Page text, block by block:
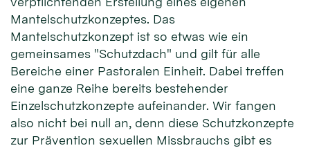
Mantelschutzkonzeptes. Das
Mantelschutzkonzept ist so etwas wie ein
gemeinsames "Schutzdach" und gilt für alle
Bereiche einer Pastoralen Einheit. Dabei treffen
eine ganze Reihe bereits bestehender
Einzelschutzkonzepte aufeinander. Wir fangen
also nicht bei null an, denn diese Schutzkonzepte
zur Prävention sexuellen Missbrauchs gibt es